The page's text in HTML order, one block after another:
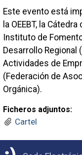
Este evento está
la OEEBT, la
Instituto de
Desarrollo Regional
Actividades de
(Federación de
Orgánica).
Ficheros adjuntos:
Cartel